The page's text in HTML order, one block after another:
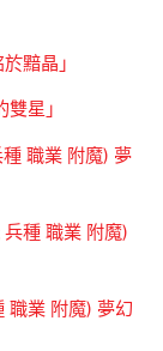
黯晶」
星」
職業 附魔) 夢
種 職業 附魔)
職業 附魔) 夢幻